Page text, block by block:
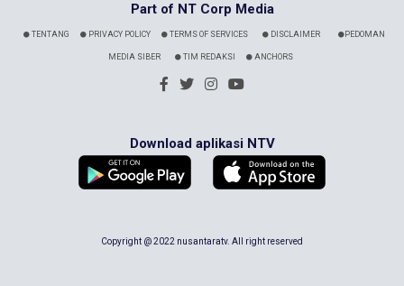
Part of NT Corp Media
TENTANG PRIVACY POLICY TERMS OF SERVICES DISCLAIMER PEDOMAN
MEDIA SIBER TIM REDAKSI ANCHORS
Download aplikasi NTV
Copyright @ 2022 nusantaratv. All right reserved